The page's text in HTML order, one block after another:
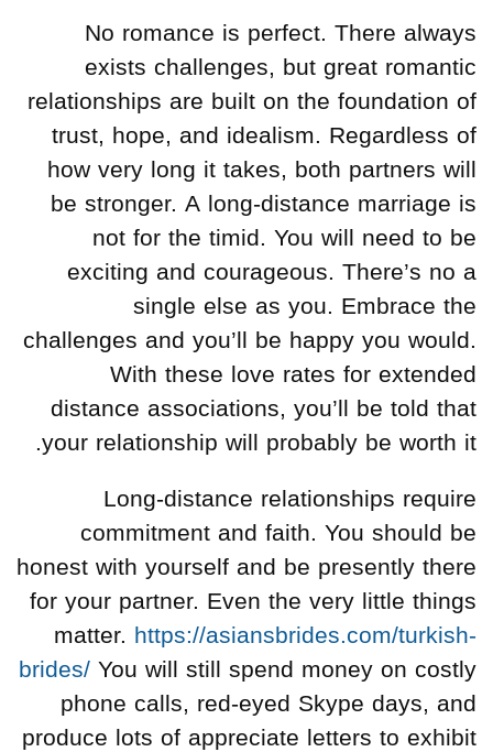
No romance is perfect. There always
exists challenges, but great romantic
relationships are built on the foundation of
trust, hope, and idealism. Regardless of
how very long it takes, both partners will
be stronger. A long-distance marriage is
not for the timid. You will need to be
exciting and courageous. There’s no a
single else as you. Embrace the
challenges and you’ll be happy you would.
With these love rates for extended
distance associations, you’ll be told that
your relationship will probably be worth it.
Long-distance relationships require
commitment and faith. You should be
honest with yourself and be presently there
for your partner. Even the very little things
matter. https://asiansbrides.com/turkish-
brides/You will still spend money on costly
phone calls, red-eyed Skype days, and
produce lots of appreciate letters to exhibit